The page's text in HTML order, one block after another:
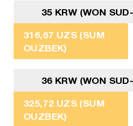
35 KRW (WON
316,67 UZS (SUM
OUZBEK)
36 KRW (WON
325,72 UZS (SUM
OUZBEK)